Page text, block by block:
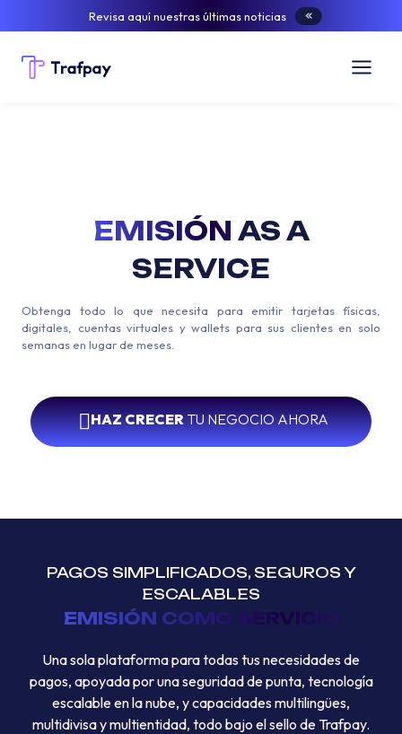
Revisa aquí nuestras últimas noticias
EMISIÓN AS A
SERVICE
Obtenga todo lo que necesita para emitir tarjetas físicas,
digitales, cuentas virtuales y wallets para sus clientes en solo
semanas en lugar de meses.
HAZ CRECERTU NEGOCIO AHORA
PAGOS SIMPLIFICADOS, SEGUROS Y
ESCALABLES
EMISIÓN COMO SERVICIO
Una sola plataforma para todas tus necesidades de
pagos, apoyada por una seguridad de punta, tecnología
escalable en la nube, y capacidades multilingües,
multidivisa y multientidad, todo bajo el sello de Trafpay.